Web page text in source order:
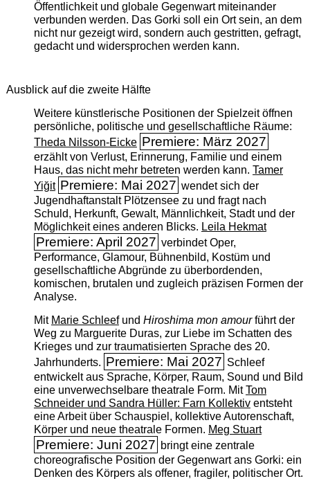
Öffentlichkeit und globale Gegenwart miteinander
verbunden werden. Das Gorki soll ein Ort sein, an dem
nicht nur gezeigt wird, sondern auch gestritten, gefragt,
gedacht und widersprochen werden kann.
Ausblick auf die zweite Hälfte
Weitere künstlerische Positionen der Spielzeit öffnen
persönliche, politische und gesellschaftliche Räume:
Theda Nilsson-Eicke Premiere: März 2027
erzählt von Verlust, Erinnerung, Familie und einem
Haus, das nicht mehr betreten werden kann. Tamer
Yiğit Premiere: Mai 2027 wendet sich der
Jugendhaftanstalt Plötzensee zu und fragt nach
Schuld, Herkunft, Gewalt, Männlichkeit, Stadt und der
Möglichkeit eines anderen Blicks. Leila Hekmat
Premiere: April 2027 verbindet Oper,
Performance, Glamour, Bühnenbild, Kostüm und
gesellschaftliche Abgründe zu überbordenden,
komischen, brutalen und zugleich präzisen Formen der
Analyse.
Mit Marie Schleefund Hiroshima mon amourführt der
Weg zu Marguerite Duras, zur Liebe im Schatten des
Krieges und zur traumatisierten Sprache des 20.
Jahrhunderts. Premiere: Mai 2027 Schleef
entwickelt aus Sprache, Körper, Raum, Sound und Bild
eine unverwechselbare theatrale Form. MitTom
Schneider und Sandra Hüller: Farn Kollektiventsteht
eine Arbeit über Schauspiel, kollektive Autorenschaft,
Körper und neue theatrale Formen. Meg Stuart
Premiere: Juni 2027 bringt eine zentrale
choreografische Position der Gegenwart ans Gorki: ein
Denken des Körpers als offener, fragiler, politischer Ort.